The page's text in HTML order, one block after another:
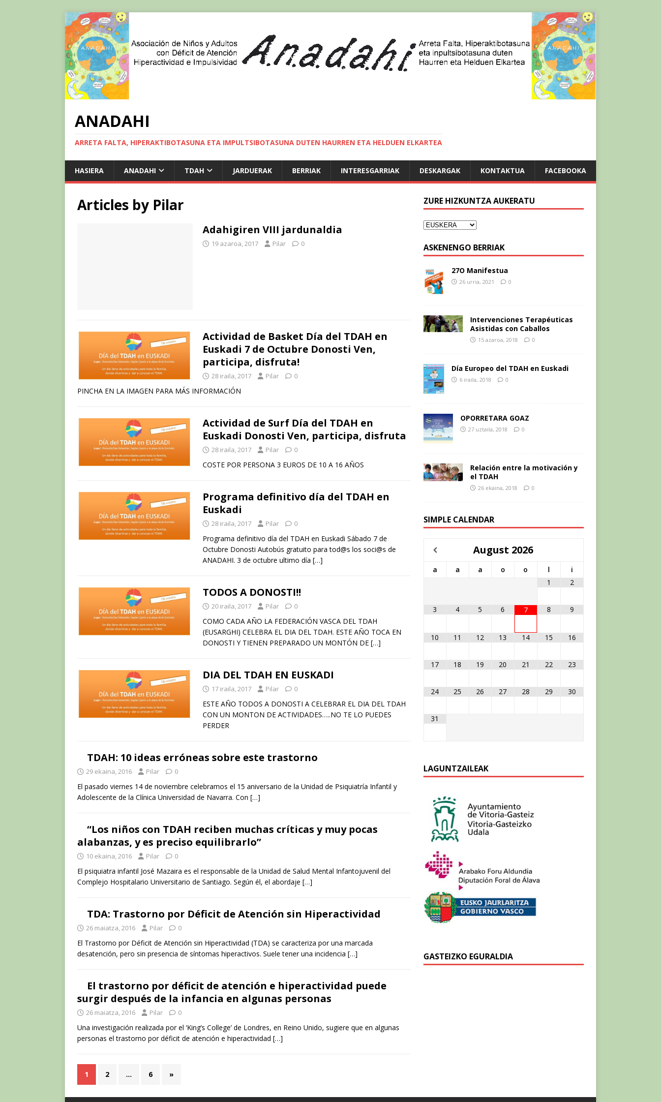
ANADAHI
ARRETA FALTA, HIPERAKTIBOTASUNA ETA IMPULTSIBOTASUNA DUTEN HAURREN ETA HELDUEN ELKARTEA
HASIERA ANADAHI TDAH JARDUERAK BERRIAK INTERESGARRIAK DESKARGAK KONTAKTUA FACEBOOKA
Articles by Pilar
Adahigiren VIII jardunaldia
19 azaroa, 2017 Pilar 0
Actividad de Basket Día del TDAH en
Euskadi 7 de Octubre Donosti Ven,
participa, disfruta!
28 iraila, 2017 Pilar 0
PINCHA EN LA IMAGEN PARA MÁS INFORMACIÓN
Actividad de Surf Día del TDAH en
Euskadi Donosti Ven, participa, disfruta
28 iraila, 2017 Pilar 0
COSTE POR PERSONA 3 EUROS DE 10 A 16 AÑOS
Programa definitivo día del TDAH en
Euskadi
28 iraila, 2017 Pilar 0
Programa definitivo día del TDAH en Euskadi Sábado 7 de
Octubre Donosti Autobús gratuito para tod@s los soci@s de
ANADAHI. 3 de octubre ultimo día […]
TODOS A DONOSTI!!
20 iraila, 2017 Pilar 0
COMO CADA AÑO LA FEDERACIÓN VASCA DEL TDAH
(EUSARGHI) CELEBRA EL DIA DEL TDAH. ESTE AÑO TOCA EN
DONOSTI Y TIENEN PREPARADO UN MONTÓN DE […]
DIA DEL TDAH EN EUSKADI
17 iraila, 2017 Pilar 0
ESTE AÑO TODOS A DONOSTI A CELEBRAR EL DIA DEL TDAH
CON UN MONTON DE ACTIVIDADES…..NO TE LO PUEDES
PERDER
TDAH: 10 ideas erróneas sobre este trastorno
29 ekaina, 2016 Pilar 0
El pasado viernes 14 de noviembre celebramos el 15 aniversario de la Unidad de Psiquiatría Infantil y
Adolescente de la Clínica Universidad de Navarra. Con […]
“Los niños con TDAH reciben muchas críticas y muy pocas
alabanzas, y es preciso equilibrarlo”
10 ekaina, 2016 Pilar 0
El psiquiatra infantil José Mazaira es el responsable de la Unidad de Salud Mental Infantojuvenil del
Complejo Hospitalario Universitario de Santiago. Según él, el abordaje […]
TDA: Trastorno por Déficit de Atención sin Hiperactividad
26 maiatza, 2016 Pilar 0
El Trastorno por Déficit de Atención sin Hiperactividad (TDA) se caracteriza por una marcada
desatención, pero sin presencia de síntomas hiperactivos. Suele tener una incidencia […]
El trastorno por déficit de atención e hiperactividad puede
surgir después de la infancia en algunas personas
26 maiatza, 2016 Pilar 0
Una investigación realizada por el ‘King’s College’ de Londres, en Reino Unido, sugiere que en algunas
personas el trastorno por déficit de atención e hiperactividad […]
1 2 … 6 »
ZURE HIZKUNTZA AUKERATU
ASKENENGO BERRIAK
27O Manifestua
26 urria, 2021 0
Intervenciones Terapéuticas
Asistidas con Caballos
15 azaroa, 2018 0
Día Europeo del TDAH en Euskadi
6 iraila, 2018 0
OPORRETARA GOAZ
27 uztaila, 2018 0
Relación entre la motivación y
el TDAH
26 ekaina, 2018 0
SIMPLE CALENDAR
August 2026
a a a o o l
i
1
2
3 4 5 6 7 8 9
10 11 12 13 14 15 16
17 18 19 20 21 22 23
24 25 26 27 28 29 30
31
LAGUNTZAILEAK
GASTEIZKO EGURALDIA